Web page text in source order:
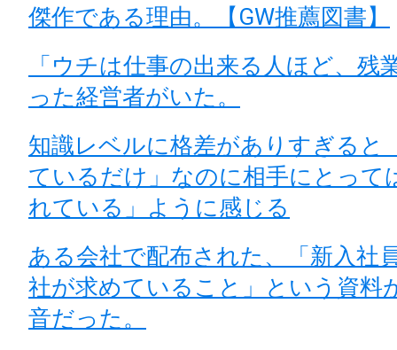
傑作である理由。【GW推薦図書】
「ウチは仕事の出来る人ほど、残
った経営者がいた。
知識レベルに格差がありすぎると
ているだけ」なのに相手にとって
れている」ように感じる
ある会社で配布された、「新入社
社が求めていること」という資料
音だった。